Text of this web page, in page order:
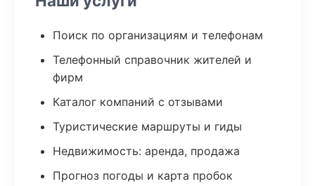
Поиск по организациям и телефонам
Телефонный справочник жителей и
фирм
Каталог компаний с отзывами
Туристические маршруты и гиды
Недвижимость: аренда, продажа
Прогноз погоды и карта пробок